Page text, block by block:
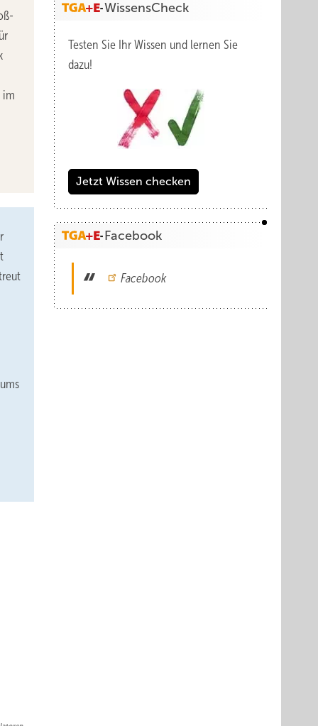
im
WissensCheck
Testen Sie Ihr Wissen und lernen Sie
dazu!
Jetzt Wissen checken
Facebook
Facebook